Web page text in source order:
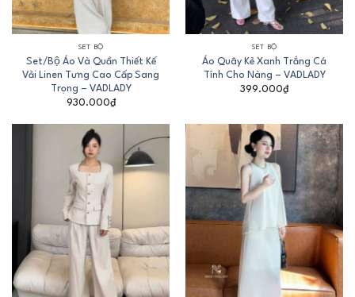
SET BỘ
Set/Bộ Áo Và Quần Thiết Kế
Vải Linen Tưng Cao Cấp Sang
Trọng – VADLADY
930.000₫
SET BỘ
Áo Quây Kẻ Xanh Trắng Cá
Tính Cho Nàng – VADLADY
399.000₫